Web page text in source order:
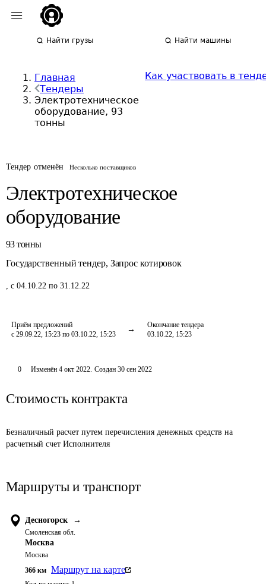
Найти грузы Найти машины
Главная
Тендеры
Электротехническое
оборудование, 93
тонны
Как участвовать в
Тендер отменён Несколько поставщиков
Электротехническое
оборудование
93 тонны
Государственный тендер, Запрос котировок
, с 04.10.22 по 31.12.22
Приём предложений
с 29.09.22, 15:23 по 03.10.22, 15:23
Окончание тендера
03.10.22, 15:23
0 Изменён 4 окт 2022. Создан 30 сен 2022
Стоимость контракта
Безналичный расчет путем перечисления денежных средств на
расчетный счет Исполнителя
Маршруты и транспорт
Десногорск →
Смоленская обл.
Москва
Москва
366 км Маршрут на карте